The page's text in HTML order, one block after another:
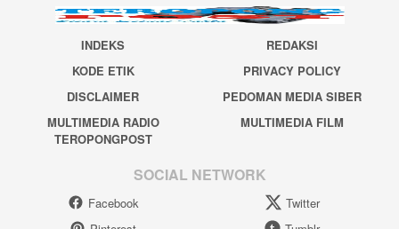
INDEKS
REDAKSI
KODE ETIK
PRIVACY POLICY
DISCLAIMER
PEDOMAN MEDIA SIBER
MULTIMEDIA RADIO
TEROPONGPOST
MULTIMEDIA FILM
SOCIAL NETWORK
Facebook
Twitter